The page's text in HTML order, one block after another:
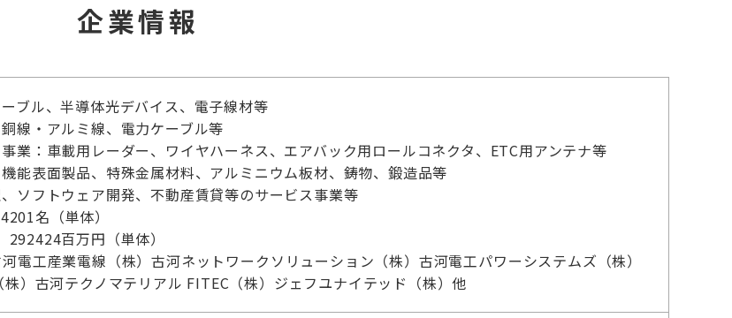
企業情報
ブル、半導体光デバイス、電子線材等
線・アルミ線、電力ケーブル等
業：車載用レーダー、ワイヤハーネス、エアバック用ロールコネクタ、ETC用アンテナ等
能表面製品、特殊金属材料、アルミニウム板材、鋳物、鍛造品等
ソフトウェア開発、不動産賃貸等のサービス事業等
名（単体）
百万円（単体）
電工産業電線（株）古河ネットワークソリューション（株）古河電工パワーシステムズ（株）
）古河テクノマテリアル FITEC（株）ジェフユナイテッド（株）他